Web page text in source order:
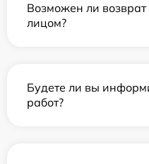
Возможен ли возврат
лицом?
Будете ли вы
работ?